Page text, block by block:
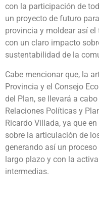
con la participación de
un proyecto de futuro
provincia y moldear así
con un claro impacto
sustentabilidad de la
Cabe mencionar que, la
Provincia y el Consejo
del Plan, se llevará a
Relaciones Políticas y
Ricardo Villada, ya que
sobre la articulación de
generando así un
largo plazo y con la
intermedias.